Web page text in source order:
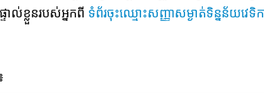
ាល់ខ្លួនរបស់អ្នកពី ទំព័រចុះឈ្មោះសញ្ញាសម្ងាត់ទិន្នន័យវេទិក